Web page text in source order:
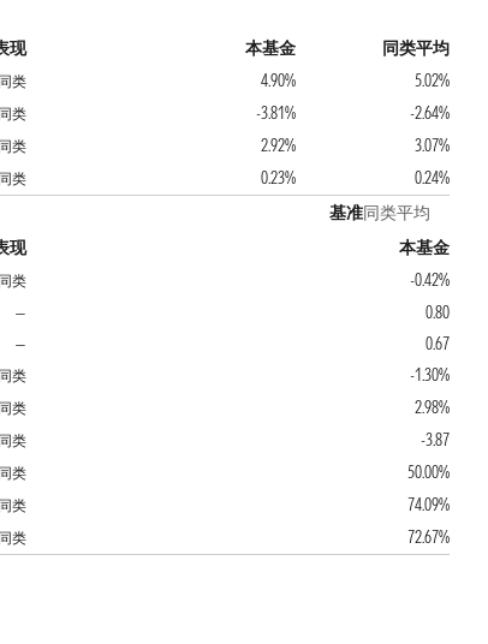
现 本基金
同类平均
同类 4.90%
5.02%
同类 -3.81%
-2.64%
同类 2.92%
3.07%
同类 0.23% 0.24%
基准同类平均
现
本基金
同类
-0.42%
—
0.80
—
0.67
同类
-1.30%
同类
2.98%
同类
-3.87
同类
50.00%
同类
74.09%
同类 72.67%